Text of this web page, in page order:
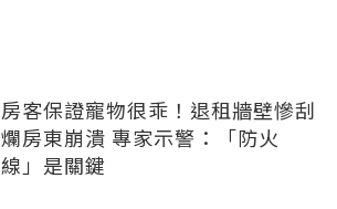
房客保證寵物很乖！退租牆壁慘刮
爛房東崩潰 專家示警：「防火
線」是關鍵